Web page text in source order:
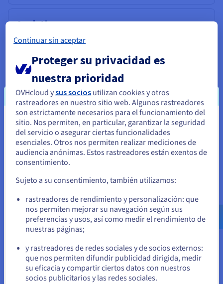
Analytics
Saque partido a sus datos y despliegue su Data Stack y
open source.
Descubrir Cloud Analytics
Data Platform
Cree y despliegue sus proyectos Data & Analytics en
tiempo récord con una solución completa, unificada,
colaborativa y accesible a todos los usuarios.
Descubrir Data Platform
Computación cuántica
Explore la informática cuántica con una plataforma
emuladores y QPU fácilmente.
Descubrir Quantum as a Service
Parece que está ubicado en Estados
Unidos
Si quiere hacer un pedido desde Estados Unidos, deberá buscar
el sitio web adecuado y crear una cuenta.
us.ovhcloud.com/
Inglés USD - $
Permanezca en el sitio web actual
Continuar sin aceptar
Proteger su privacidad es
nuestra prioridad
OVHcloud ysus socios utilizan cookies y otros
rastreadores en nuestro sitio web. Algunos rastreadores
son estrictamente necesarios para el funcionamiento del
sitio. Nos permiten, en particular, garantizar la seguridad
del servicio o asegurar ciertas funcionalidades
esenciales. Otros nos permiten realizar mediciones de
audiencia anónimas. Estos rastreadores están exentos de
consentimiento.
Sujeto a su consentimiento, también utilizamos:
rastreadores de rendimiento y personalización: que
nos permiten mejorar su navegación según sus
preferencias y usos, así como medir el rendimiento de
nuestras páginas;
y rastreadores de redes sociales y de socios externos:
que nos permiten difundir publicidad dirigida, medir
su eficacia y compartir ciertos datos con nuestros
socios publicitarios y las redes sociales.